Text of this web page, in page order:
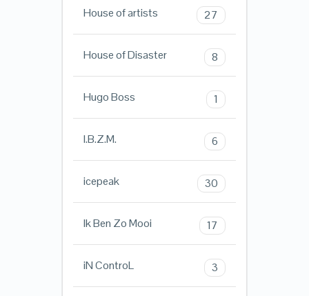
House of artists 27
House of Disaster 8
Hugo Boss 1
I.B.Z.M. 6
icepeak 30
Ik Ben Zo Mooi 17
iN ControL 3